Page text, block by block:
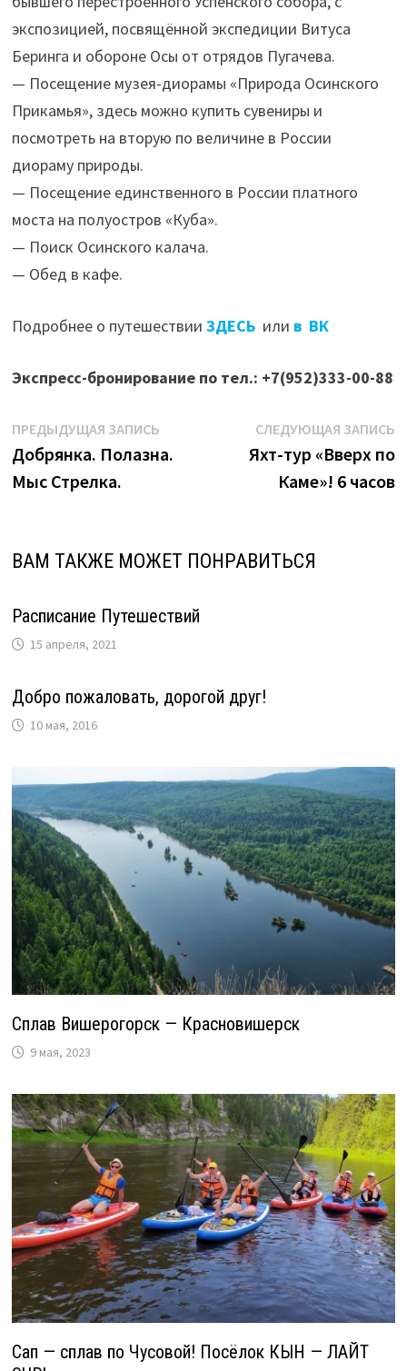
экспозицией, посвящённой экспедиции Витуса
Беринга и обороне Осы от отрядов Пугачева.
— Посещение музея-диорамы «Природа Осинского
Прикамья», здесь можно купить сувениры и
посмотреть на вторую по величине в России
диораму природы.
— Посещение единственного в России платного
моста на полуостров «Куба».
— Поиск Осинского калача.
— Обед в кафе.
Подробнее о путешествии ЗДЕСЬили в ВК
Экспресс-бронирование по тел.: +7(952)333-00-88
Навигация
по
записям
ПРЕДЫДУЩАЯ ЗАПИСЬПредыдущая
запись:
Добрянка. Полазна.
Мыс Стрелка.
СЛЕДУЮЩАЯ ЗАПИСЬ
Яхт-тур «Вверх по
Каме»! 6 часов
ВАМ ТАКЖЕ МОЖЕТ ПОНРАВИТЬСЯ
Расписание Путешествий
15 апреля, 2021
Добро пожаловать, дорогой друг!
10 мая, 2016
Сплав Вишерогорск — Красновишерск
9 мая, 2023
Сап — сплав по Чусовой! Посёлок КЫН — ЛАЙТ